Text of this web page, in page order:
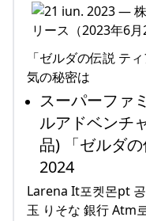
「ゼルダの伝説 テ
気の秘密は
スーパーファ
ルアドベンチ
品) 「ゼルダ
2024
Larena It포켓몬pt
玉 りそな 銀行 Atm